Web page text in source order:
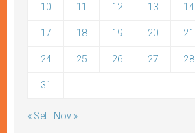
10 11 12 13 14
17 18 19 20 21
24 25 26 27 28
31
« Set Nov »